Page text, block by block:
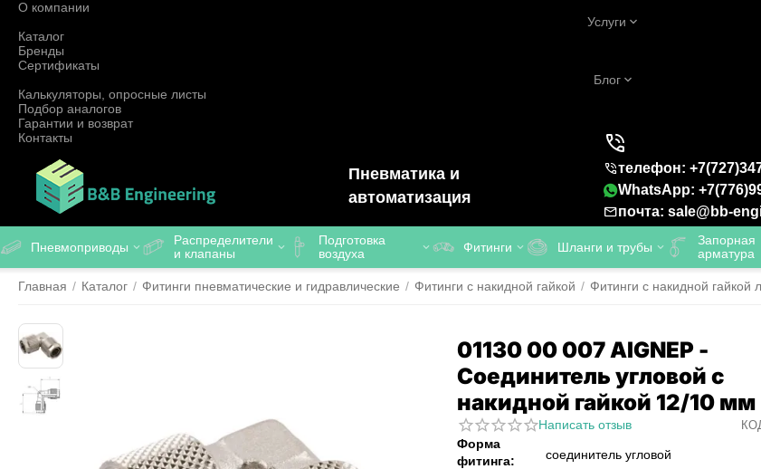
О компании
Услуги
Каталог
Бренды
Сертификаты
Блог
Калькуляторы, опросные листы
Подбор аналогов
Гарантии и возврат
Контакты
Пневматика и
автоматизация
телефон:
WhatsApp:
почта: sale@bb-
Пневмоприводы
Распределители
и клапаны
Подготовка
воздуха
Фитинги Шланги и трубы
Запорная
арматура
Главная / Каталог / Фитинги пневматические и гидравлические / Фитинги с накидной гайкой / Фитинги с накидной гайкой
01130 00 007 AIGNEP -
Соединитель угловой с
накидной гайкой 12/10 мм
Написать отзыв
Форма
фитинга:
соединитель угловой